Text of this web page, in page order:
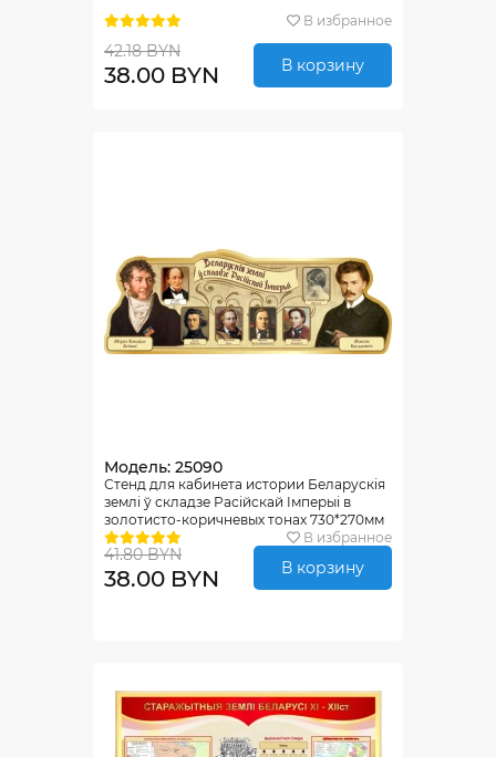
В избранное
42.18 BYN
38.00 BYN В корзину
Модель: 25090
Стенд для кабинета истории Беларускiя
землi ў складзе Расiйскай Iмперыi в
золотисто-коричневых тонах 730*270мм
В избранное
41.80 BYN
38.00 BYN В корзину